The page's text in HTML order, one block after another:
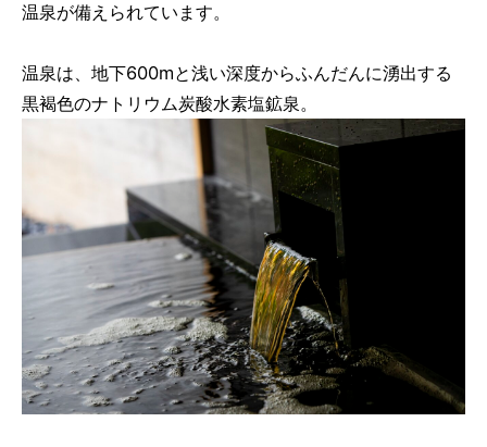
温泉が備えられています。
温泉は、地下600mと浅い深度からふんだんに湧出する
黒褐色のナトリウム炭酸水素塩鉱泉。